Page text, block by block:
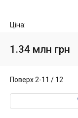
Ціна:
1.34 млн грн
Поверх 2-11 / 12